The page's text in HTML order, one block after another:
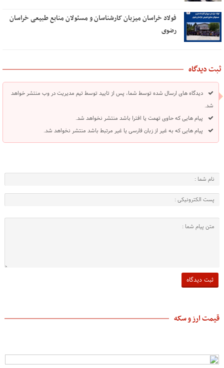
فولاد خراسان میزبان کارشناسان و مسئولان منابع طبیعی خراسان
رضوی
ثبت دیدگاه
دیدگاه های ارسال شده توسط شما، پس از تایید توسط تیم مدیریت در وب منتشر خواهد
شد.
پیام هایی که حاوی تهمت یا افترا باشد منتشر نخواهد شد.
پیام هایی که به غیر از زبان فارسی یا غیر مرتبط باشد منتشر نخواهد شد.
قیمت ارز و سکه